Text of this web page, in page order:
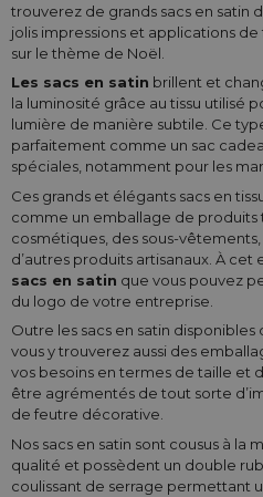
trouverez de grands sacs en satin
jolis impressions et applications
sur le thème de Noël.
Les sacs en satin brillent et
la luminosité grâce au tissu utilisé
lumière de manière subtile. Ce
parfaitement comme un sac
spéciales, notamment pour les
Ces grands et élégants sacs en
comme un emballage de produits
cosmétiques, des sous-
d’autres produits artisanaux. À
sacs en satin que vous pouvez
du logo de votre entreprise.
Outre les sacs en satin disponibles
vous y trouverez aussi des
vos besoins en termes de taille et
être agrémentés de tout sorte
de feutre décorative.
Nos sacs en satin sont cousus à la
qualité et possèdent un double
coulissant de serrage permettant